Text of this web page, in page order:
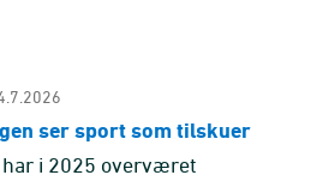
ser sport som tilskuer
i 2025 overværet